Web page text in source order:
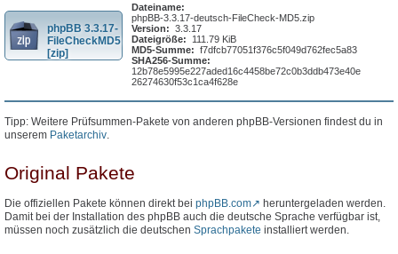
phpBB 3.3.17-
FileCheckMD5
[zip]
Dateiname:
phpBB-3.3.17-deutsch-FileCheck-MD5.zip
Version: 3.3.17
Dateigröße:
111.79 KiB
MD5-Summe: f7dfcb77051f376c5f049d762fec5a83
SHA256-Summe:
12b78e5995e227aded16c4458be72c0b3ddb473e40e
26274630f53c1ca4f628e
Tipp: Weitere Prüfsummen-Pakete von anderen phpBB-Versionen findest du in
unserem Paketarchiv.
Original Pakete
Die offiziellen Pakete können direkt bei phpBB.com
heruntergeladen werden.
Damit bei der Installation des phpBB auch die deutsche Sprache verfügbar ist,
müssen noch zusätzlich die deutschen Sprachpakete installiert werden.